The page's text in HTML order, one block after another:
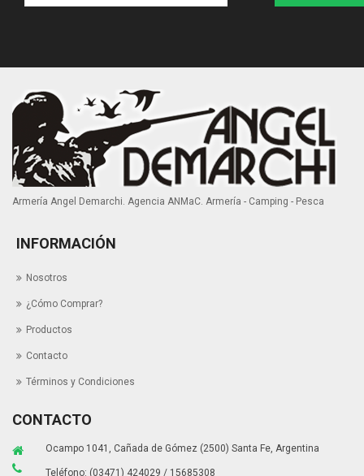
Armería Angel Demarchi. Agencia ANMaC. Armería - Camping - Pesca
INFORMACIÓN
Nosotros
¿Cómo Comprar?
Productos
Contacto
Términos y Condiciones
CONTACTO
Ocampo 1041, Cañada de Gómez (2500) Santa Fe, Argentina
Teléfono: (03471) 424029 / 15685308